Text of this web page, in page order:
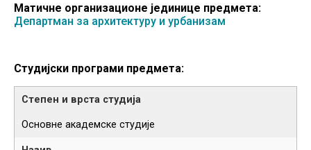
Матичне организационе јединице предмета:
Департман за архитектуру и урбанизам
Студијски програми предмета:
Основне академске студије